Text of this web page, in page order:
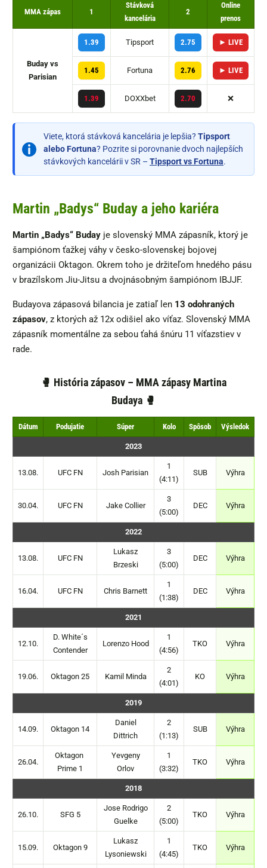
MMA zápas 1
Stávková
kancelária
2
Online
prenos
Buday vs
Parisian
1.39 Tipsport 2.75 ► LIVE
1.45 Fortuna 2.76 ► LIVE
1.39 DOXXbet 2.70 ❌
Viete, ktorá stávková kancelária je lepšia? Tipsport
alebo Fortuna? Pozrite si porovnanie dvoch najlepších
stávkových kancelárii v SR – Tipsport vs Fortuna.
Martin „Badys“ Buday a jeho kariéra
Martin „Badys“ Buday je slovenský MMA zápasník, ktorý je
šampiónom ťažkej váhy v česko-slovenskej bojovej
organizácii Oktagon. Okrem toho je držiteľom hnedého pásu
v brazílskom Jiu-Jitsu a dvojnásobným šampiónom IBJJF.
Budayova zápasová bilancia je zatiaľ len 13 odohraných
zápasov, z ktorých až 12x odišiel ako víťaz. Slovenský MMA
zápasník momentálne za sebou ťahá šnúru 11 víťazstiev v
rade.
🥊 História zápasov – MMA zápasy Martina
Budaya 🥊
Dátum Podujatie Súper Kolo Spôsob Výsledok
2023
13.08. UFC FN Josh Parisian
1
(4:11)
SUB Výhra
30.04. UFC FN Jake Collier
3
(5:00)
DEC Výhra
2022
13.08. UFC FN
Lukasz
Brzeski
3
(5:00)
DEC Výhra
16.04. UFC FN Chris Barnett
1
(1:38)
DEC Výhra
2021
12.10.
D. White´s
Contender
Lorenzo Hood
1
(4:56)
TKO Výhra
19.06. Oktagon 25 Kamil Minda
2
(4:01)
KO Výhra
2019
14.09. Oktagon 14
Daniel
Dittrich
2
(1:13)
SUB Výhra
26.04.
Oktagon
Prime 1
Yevgeny
Orlov
1
(3:32)
TKO Výhra
2018
26.10. SFG 5
Jose Rodrigo
Guelke
2
(5:00)
TKO Výhra
15.09. Oktagon 9
Lukasz
Lysoniewski
1
(4:45)
TKO Výhra